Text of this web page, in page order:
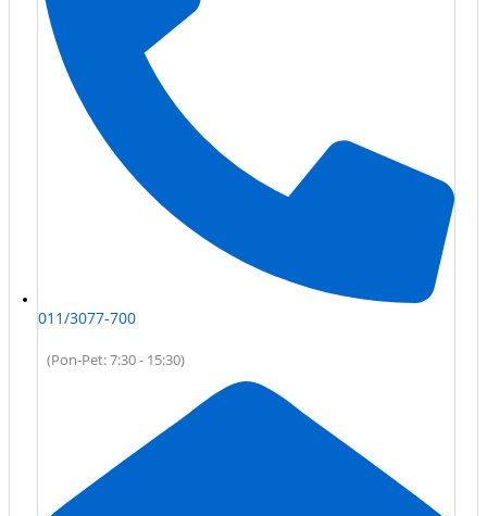
011/3077-700
(Pon-Pet: 7:30 - 15:30)